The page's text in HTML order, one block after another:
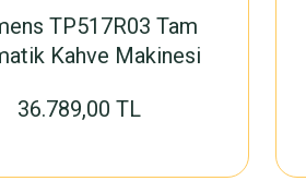
TP517R03 Tam
Kahve Makinesi
36.789,00 TL